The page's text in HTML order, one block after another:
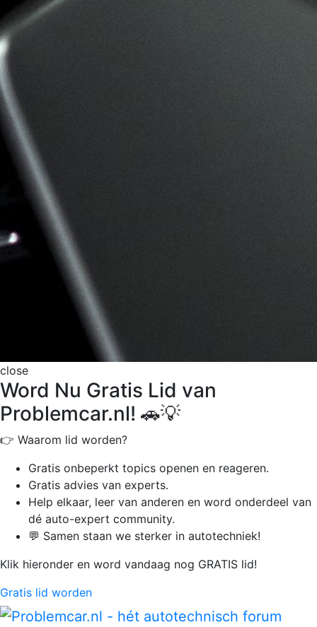
close
Word Nu Gratis Lid van
Problemcar.nl! 🚗💡
👉 Waarom lid worden?
Gratis onbeperkt topics openen en reageren.
Gratis advies van experts.
Help elkaar, leer van anderen en word onderdeel van
dé auto-expert community.
💬 Samen staan we sterker in autotechniek!
Klik hieronder en word vandaag nog GRATIS lid!
Gratis lid worden